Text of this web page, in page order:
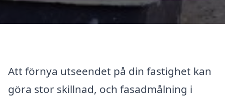
Att förnya utseendet på din fastighet kan
göra stor skillnad, och fasadmålning i